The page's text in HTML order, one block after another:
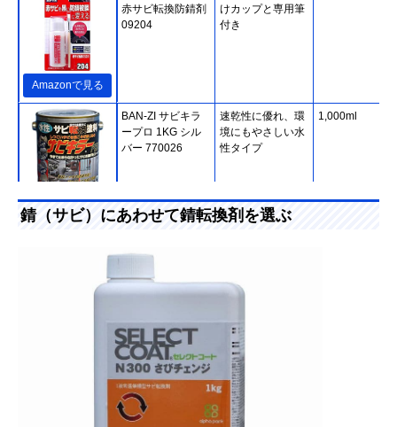
Amazonで見る
赤サビ転換防錆剤
09204
けカップと専用筆
付き
Amazonで見る
BAN-ZI サビキラ
ープロ 1KG シル
バー 770026
速乾性に優れ、環
境にもやさしい水
性タイプ
1,000ml
(TRUSCO) サビ転
セレクトコート さ
びチェンジ N300
面倒な錆取り作業
の手間を軽減でき
る
ニッペ さびチェン
刷毛付きなので開
錆（サビ）にあわせて錆転換剤を選ぶ